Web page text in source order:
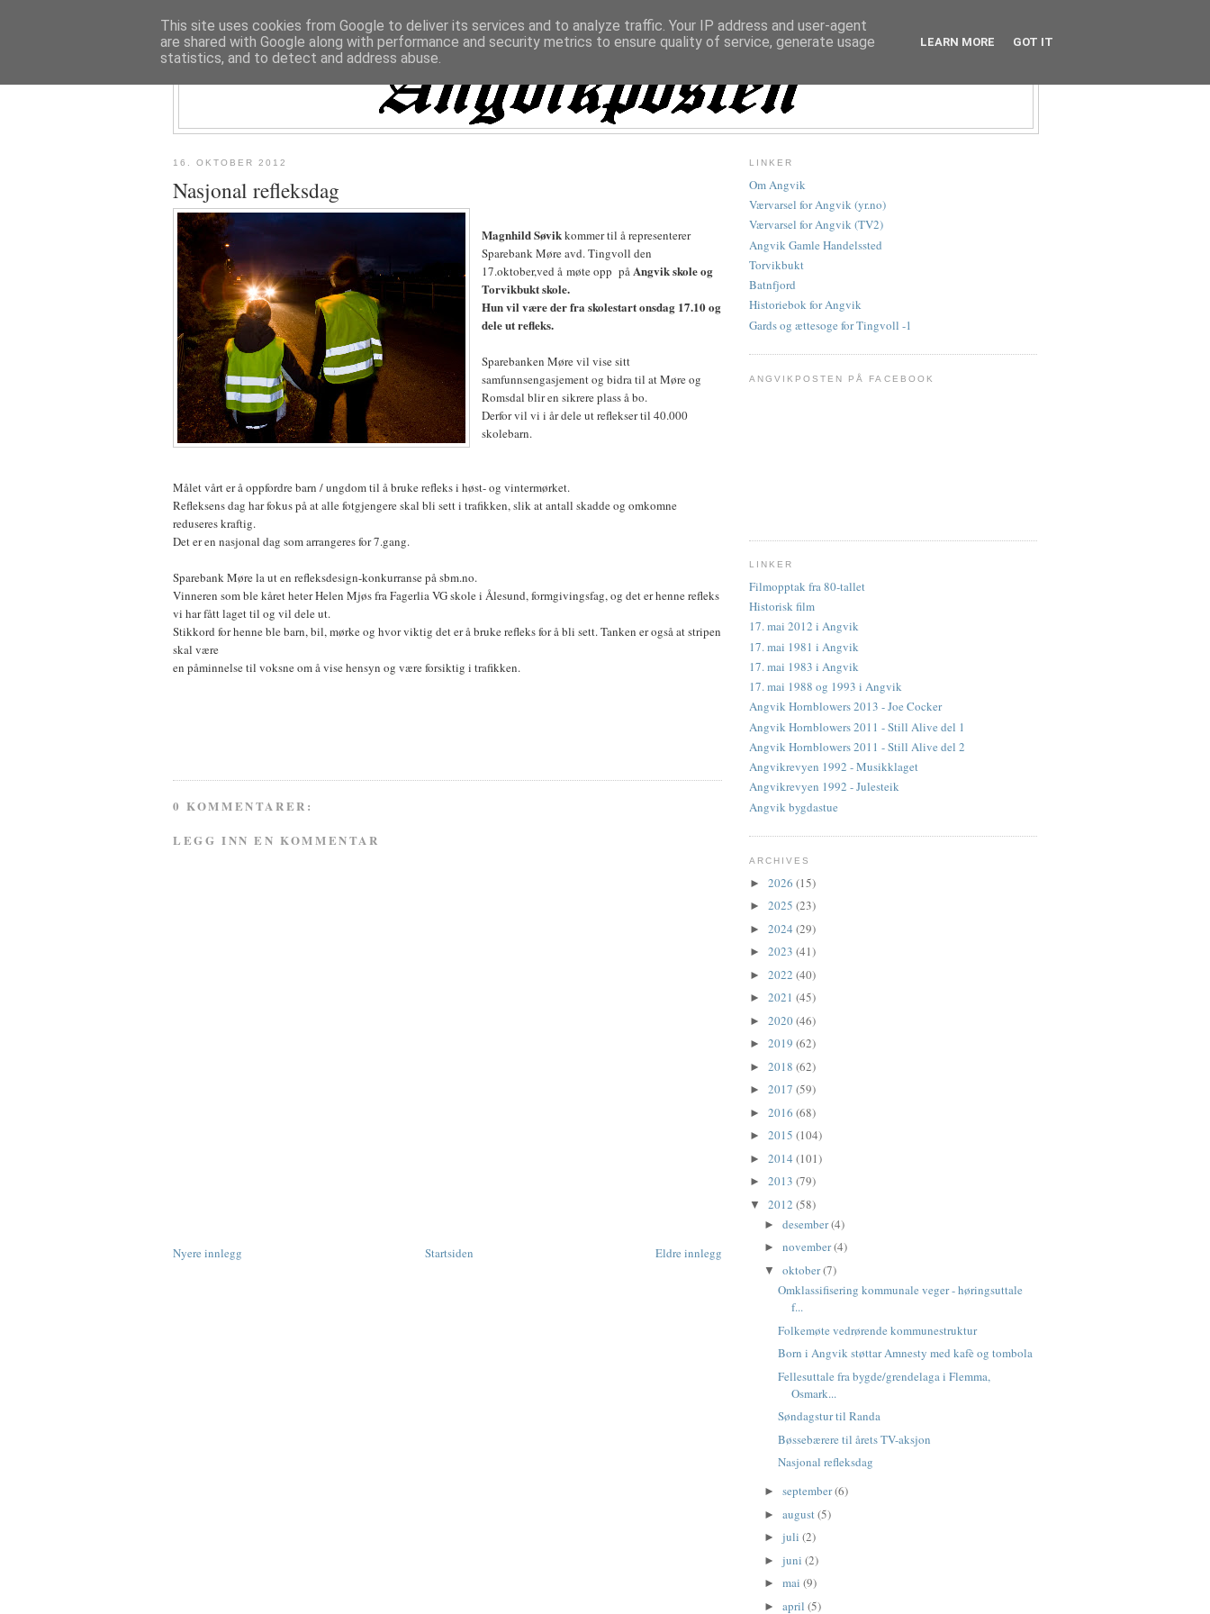
16. OKTOBER 2012
Nasjonal refleksdag
Magnhild Søvikkommer til å representerer
Sparebank Møre avd. Tingvoll den
17.oktober,ved å møte opp på Angvik skole og
Torvikbukt skole.
Hun vil være der fra skolestart onsdag 17.10 og
dele ut refleks.
Sparebanken Møre vil vise sitt
samfunnsengasjement og bidra til at Møre og
Romsdal blir en sikrere plass å bo.
Derfor vil vi i år dele ut reflekser til 40.000
skolebarn.
Målet vårt er å oppfordre barn / ungdom til å bruke refleks i høst- og vintermørket.
Refleksens dag har fokus på at alle fotgjengere skal bli sett i trafikken, slik at antall skadde og omkomne
reduseres kraftig.
Det er en nasjonal dag som arrangeres for 7.gang.
Sparebank Møre la ut en refleksdesign-konkurranse på sbm.no.
Vinneren som ble kåret heter Helen Mjøs fra Fagerlia VG skole i Ålesund, formgivingsfag, og det er henne refleks
vi har fått laget til og vil dele ut.
Stikkord for henne ble barn, bil, mørke og hvor viktig det er å bruke refleks for å bli sett. Tanken er også at stripen
skal være
en påminnelse til voksne om å vise hensyn og være forsiktig i trafikken.
0 KOMMENTARER:
LEGG INN EN KOMMENTAR
Nyere innlegg Eldre innlegg
Startsiden
LINKER
Om Angvik
Værvarsel for Angvik (yr.no)
Værvarsel for Angvik (TV2)
Angvik Gamle Handelssted
Torvikbukt
Batnfjord
Historiebok for Angvik
Gards og ættesoge for Tingvoll -1
ANGVIKPOSTEN PÅ FACEBOOK
LINKER
Filmopptak fra 80-tallet
Historisk film
17. mai 2012 i Angvik
17. mai 1981 i Angvik
17. mai 1983 i Angvik
17. mai 1988 og 1993 i Angvik
Angvik Hornblowers 2013 - Joe Cocker
Angvik Hornblowers 2011 - Still Alive del 1
Angvik Hornblowers 2011 - Still Alive del 2
Angvikrevyen 1992 - Musikklaget
Angvikrevyen 1992 - Julesteik
Angvik bygdastue
ARCHIVES
► 2026 (15)
► 2025 (23)
► 2024 (29)
► 2023 (41)
► 2022 (40)
► 2021 (45)
► 2020(46)
► 2019 (62)
► 2018 (62)
► 2017 (59)
► 2016 (68)
► 2015 (104)
► 2014 (101)
► 2013 (79)
▼ 2012 (58)
► desember(4)
► november(4)
▼ oktober(7)
Omklassifisering kommunale veger - høringsuttale
f...
Folkemøte vedrørende kommunestruktur
Born i Angvik støttar Amnesty med kafè og tombola
Fellesuttale fra bygde/grendelaga i Flemma,
Osmark...
Søndagstur til Randa
Bøssebærere til årets TV-aksjon
Nasjonal refleksdag
► september(6)
► august (5)
► juli (2)
► juni (2)
► mai (9)
► april (5)
This site uses cookies from Google to deliver its services and to analyze traffic. Your IP address and user-agent
are shared with Google along with performance and security metrics to ensure quality of service, generate usage
statistics, and to detect and address abuse.
LEARN MORE GOT IT